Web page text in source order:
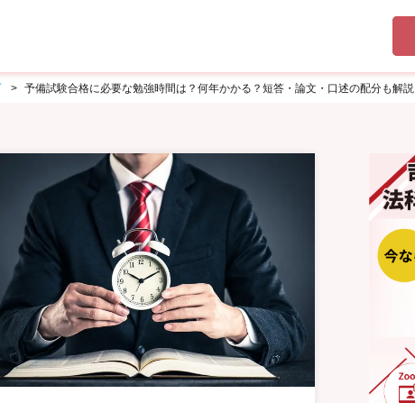
予備試験合格に必要な勉強時間は？何年かかる？短答・論文・口述の配分も解説